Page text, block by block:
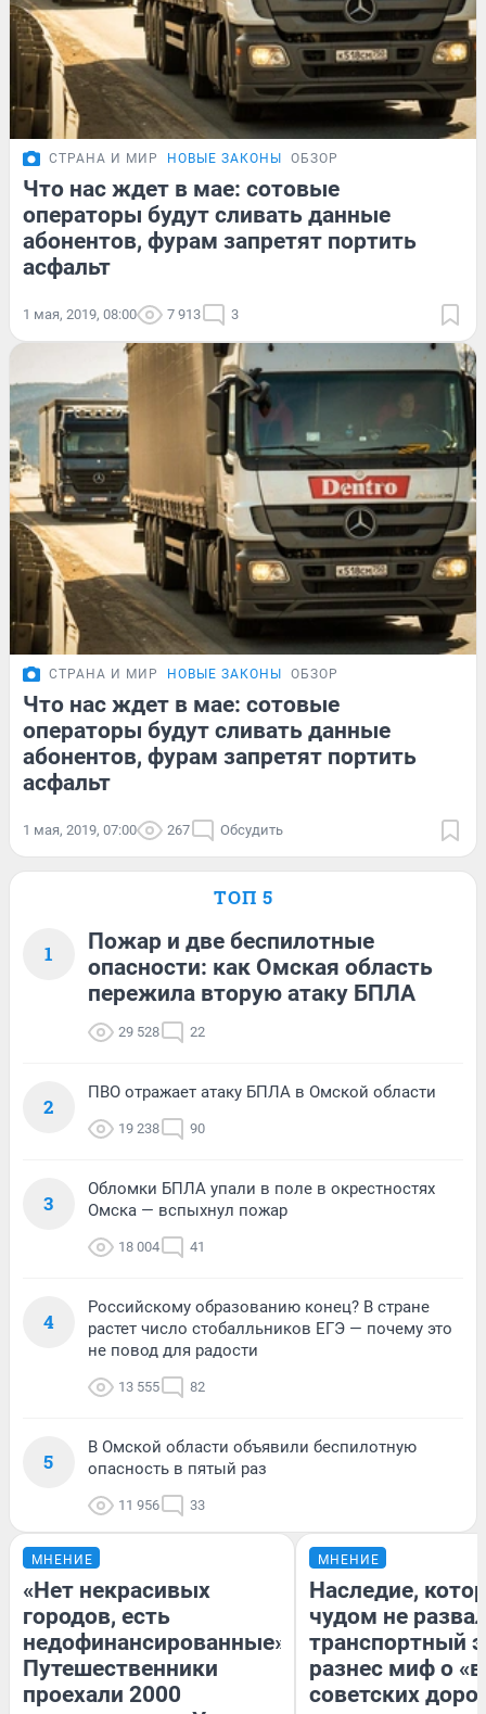
СТРАНА И МИР НОВЫЕ ЗАКОНЫ ОБЗОР
Что нас ждет в мае: сотовые
операторы будут сливать данные
абонентов, фурам запретят портить
асфальт
1 мая, 2019, 08:00 7 913 3
СТРАНА И МИР НОВЫЕ ЗАКОНЫ ОБЗОР
Что нас ждет в мае: сотовые
операторы будут сливать данные
абонентов, фурам запретят портить
асфальт
1 мая, 2019, 07:00 267 Обсудить
ТОП 5
1
Пожар и две беспилотные
опасности: как Омская область
пережила вторую атаку БПЛА
29 528 22
2
ПВО отражает атаку БПЛА в Омской области
19 238 90
3
Обломки БПЛА упали в поле в окрестностях
Омска — вспыхнул пожар
18 004 41
4
Российскому образованию конец? В стране
растет число стобалльников ЕГЭ — почему это
не повод для радости
13 555 82
5
В Омской области объявили беспилотную
опасность в пятый раз
11 956 33
МНЕНИЕ
«Нет некрасивых
городов, есть
недофинансированные».
Путешественники
проехали 2000
МНЕНИЕ
Наследие,
чудом не
транспортный
разнес миф о
советских